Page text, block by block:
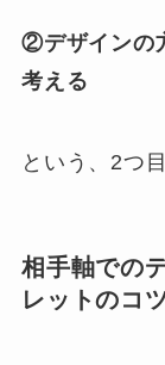
②デザインの
考える
という、2つ
相手軸での
レットのコ